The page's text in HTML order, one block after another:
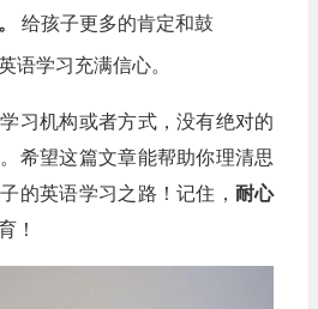
给孩子更多的肯定和鼓
语学习充满信心。
习机构或者方式，没有绝对的
希望这篇文章能帮助你理清思
的英语学习之路！记住，耐心
！